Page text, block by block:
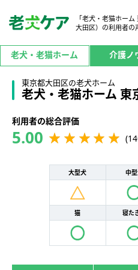
「老犬・老猫ホー
大田区）の利用者の
老犬・老猫ホーム 介護ノ
東京都大田区の老犬ホーム
老犬・老猫ホーム 東
利用者の総合評価
5.00
大型犬 中
猫 寝た